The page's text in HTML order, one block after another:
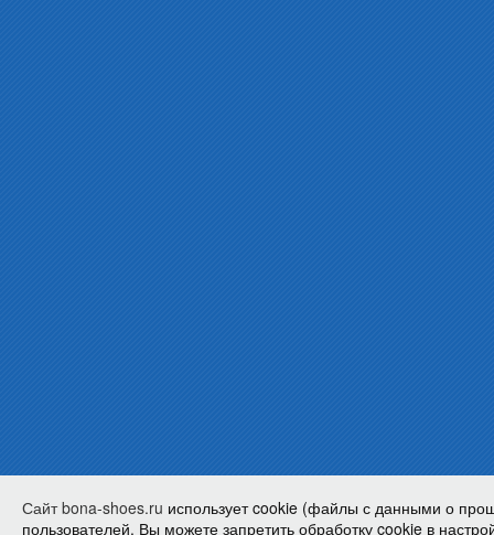
Сайт bona-shoes.ru использует cookie (файлы с данными о
пользователей. Вы можете запретить обработку cookie в